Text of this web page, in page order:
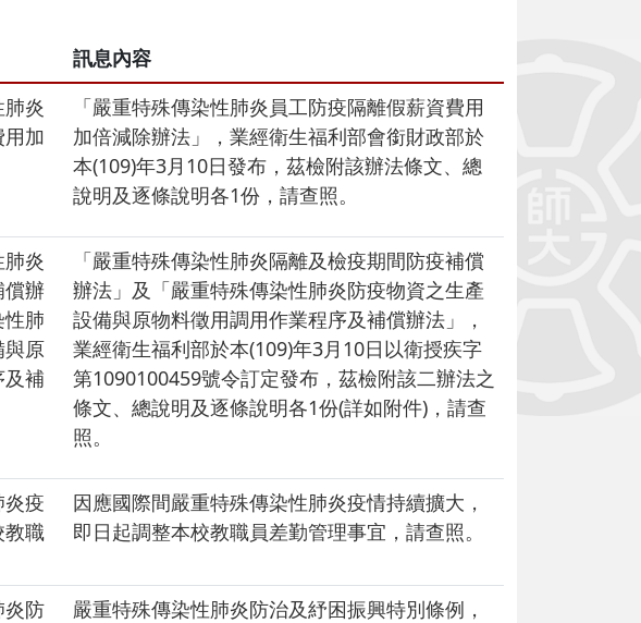
訊息內容
炎
加
「嚴重特殊傳染性肺炎員工防疫隔離假薪資費用
加倍減除辦法」，業經衛生福利部會銜財政部於
本(109)年3月10日發布，茲檢附該辦法條文、總
說明及逐條說明各1份，請查照。
炎
償辦
肺
與原
補
「嚴重特殊傳染性肺炎隔離及檢疫期間防疫補償
辦法」及「嚴重特殊傳染性肺炎防疫物資之生產
設備與原物料徵用調用作業程序及補償辦法」，
業經衛生福利部於本(109)年3月10日以衛授疾字
第1090100459號令訂定發布，茲檢附該二辦法之
條文、總說明及逐條說明各1份(詳如附件)，請查
照。
疫
教職
因應國際間嚴重特殊傳染性肺炎疫情持續擴大，
即日起調整本校教職員差勤管理事宜，請查照。
炎防
嚴重特殊傳染性肺炎防治及紓困振興特別條例，